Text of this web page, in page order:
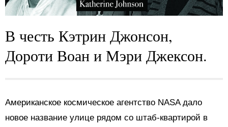
В честь Кэтрин Джонсон,
Дороти Воан и Мэри Джексон.
Американское космическое агентство NASA дало
новое название улице рядом со штаб-квартирой в